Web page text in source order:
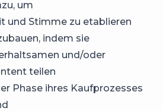
um
und Stimme zu etablieren
indem sie
und/oder
teilen
Phase ihres Kaufprozesses